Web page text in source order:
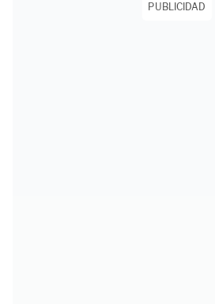
PUBLICIDAD